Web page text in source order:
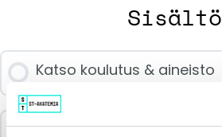
Sisältö
Katso koulutus & aineisto
Palautekysely